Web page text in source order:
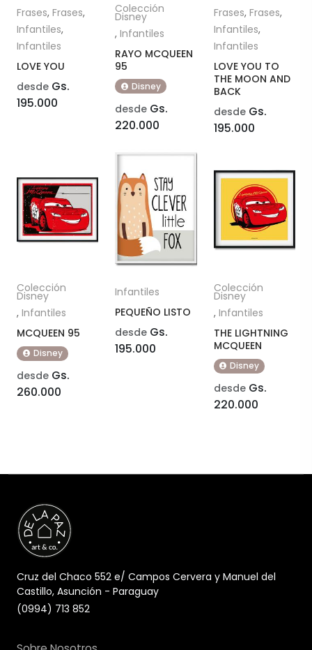
Frases, Frases,
Infantiles,
Infantiles
LOVE YOU
desde Gs.
195.000
Colección
Disney
,Infantiles
RAYO MCQUEEN
95
Disney
desde Gs.
220.000
Frases, Frases,
Infantiles,
Infantiles
LOVE YOU TO
THE MOON AND
BACK
desdeGs.
195.000
Colección
Disney
, Infantiles
MCQUEEN 95
Disney
desde Gs.
260.000
Infantiles
PEQUEÑO LISTO
desde Gs.
195.000
Colección
Disney
, Infantiles
THE LIGHTNING
MCQUEEN
Disney
desdeGs.
220.000
Cruz del Chaco 552 e/ Campos Cervera y Manuel del
Castillo, Asunción - Paraguay
(0994) 713 852